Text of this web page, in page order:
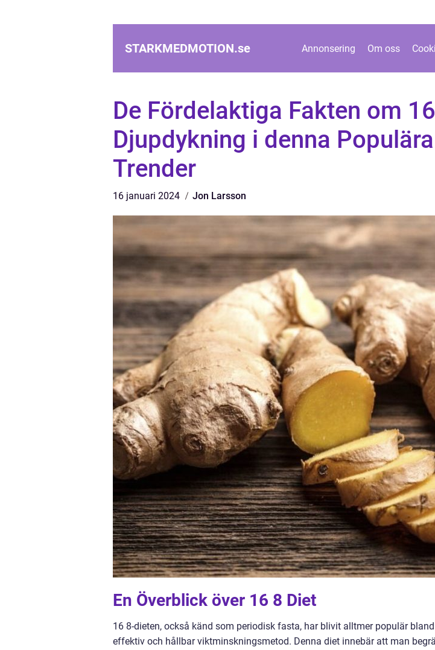
STARKMEDMOTION.se Annonsering Om oss
De Fördelaktiga Fakten om
Djupdykning i denna
Trender
16 januari 2024 Jon Larsson
En Överblick över 16 8 Diet
16 8-dieten, också känd som periodisk fasta, har blivit alltmer populär
effektiv och hållbar viktminskningsmetod. Denna diet innebär att man